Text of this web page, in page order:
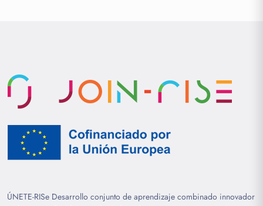
ÚNETE-RISe Desarrollo conjunto de aprendizaje combinado innovador